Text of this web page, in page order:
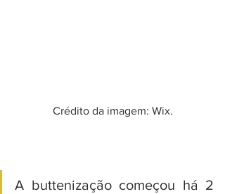
Crédito da imagem: Wix.
A buttenização começou há 2